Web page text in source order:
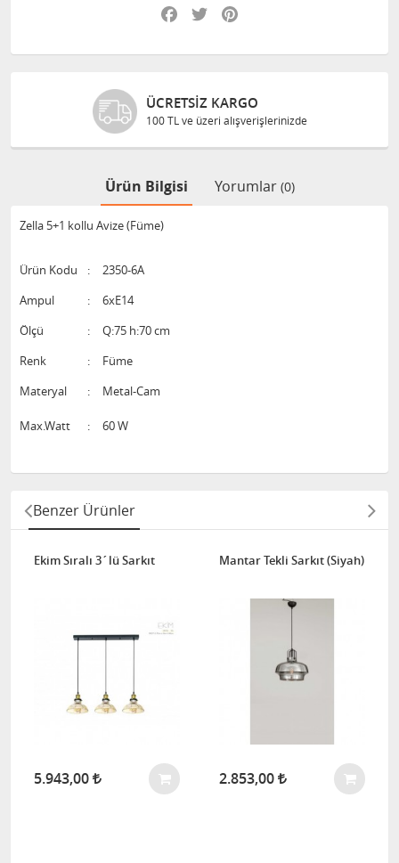
Facebook
Twitter
ÜCRETSIZ KARGO
100 TL ve üzeri alışverişlerinizde
Ürün Bilgisi Yorumlar (0)
Zella 5+1 kollu Avize (Füme)
Ürün Kodu :
2350-6A
Ampul
:
6xE14
Ölçü
:
Q:75 h:70 cm
Renk
:
Füme
Materyal
: Metal-Cam
Max.Watt : 60 W
Benzer Ürünler
Ekim Sıralı 3´lü Sarkıt
5.943,00
Mantar Tekli Sarkıt (Siyah)
2.853,00